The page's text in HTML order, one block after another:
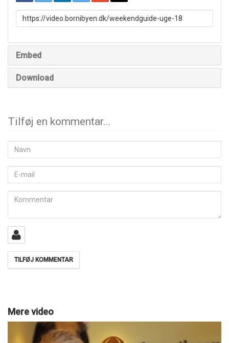
URL
to
Embed
Download
Tilføj en kommentar...
Navn
mail
Kommentar
Mere video